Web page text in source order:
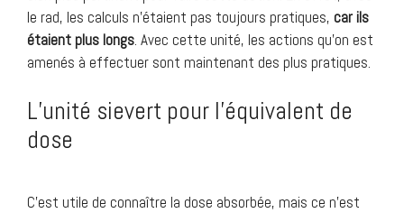
le rad, les calculs n’étaient pas toujours pratiques, car ils
étaient plus longs. Avec cette unité, les actions qu’on est
amenés à effectuer sont maintenant des plus pratiques.
L’unité sievert pour l’équivalent de
dose
C’est utile de connaître la dose absorbée, mais ce n’est